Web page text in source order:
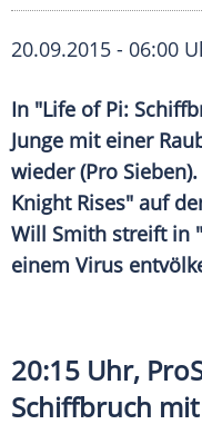
20.09.2015 - 06:00
In "Life of Pi:
Junge mit einer
wieder (Pro
Knight Rises" auf
Will Smith streift in
einem Virus
20:15 Uhr,
Schiffbruch mit